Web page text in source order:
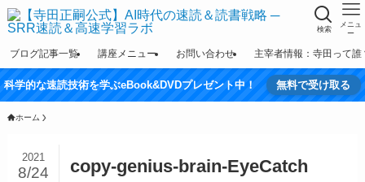
検索
メニュ
ー
ブログ記事一覧 講座メニュー お問い合わせ 主宰者情報：寺田って誰
科学的な速読技術を学ぶeBook&DVDプレゼント中！ 無料で受け取る
ホーム
copy-genius-brain-EyeCatch
2021
8/24